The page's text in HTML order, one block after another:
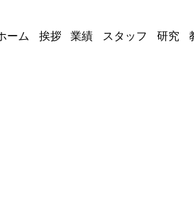
ーム 挨拶 業績 スタッフ 研究